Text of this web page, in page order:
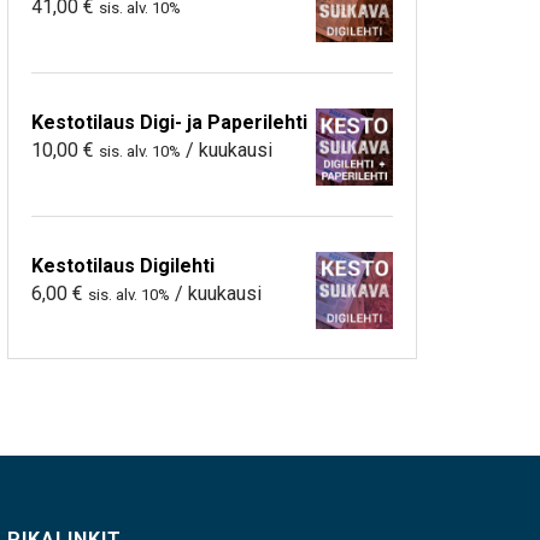
41,00 € sis. alv. 10%
Kestotilaus Digi- ja Paperilehti
10,00 € sis. alv. 10% / kuukausi
Kestotilaus Digilehti
6,00 € sis. alv. 10% / kuukausi